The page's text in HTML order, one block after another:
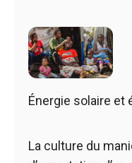
Énergie solaire et
La culture du